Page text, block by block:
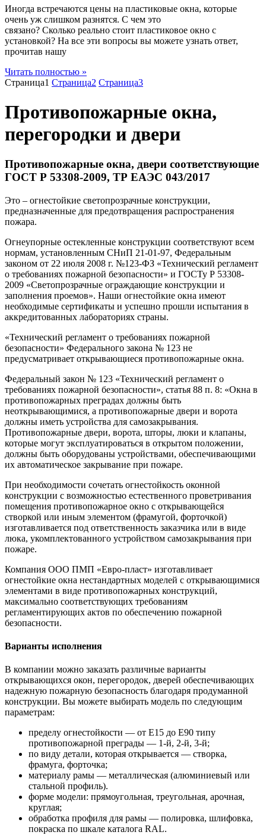
Иногда встречаются цены на пластиковые окна, которые
очень уж слишком разнятся. С чем это
связано? Сколько реально стоит пластиковое окно с
установкой? На все эти вопросы вы можете узнать ответ,
прочитав нашу
Читать полностью »
Страница1 Страница2 Страница3
Противопожарные окна,
перегородки и двери
Противопожарные окна, двери соответствующие
ГОСТ Р 53308-2009, ТР ЕАЭС 043/2017
Это – огнестойкие светопрозрачные конструкции,
предназначенные для предотвращения распространения
пожара.
Огнеупорные остекленные конструкции соответствуют всем
нормам, установленным СНиП 21-01-97, Федеральным
законом от 22 июля 2008 г. №123-ФЗ «Технический регламент
о требованиях пожарной безопасности» и ГОСТу Р 53308-
2009 «Светопрозрачные ограждающие конструкции и
заполнения проемов». Наши огнестойкие окна имеют
необходимые сертификаты и успешно прошли испытания в
аккредитованных лабораториях страны.
«Технический регламент о требованиях пожарной
безопасности» Федерального закона № 123 не
предусматривает открывающиеся противопожарные окна.
Федеральный закон № 123 «Технический регламент о
требованиях пожарной безопасности», статья 88 п. 8: «Окна в
противопожарных преградах должны быть
неоткрывающимися, а противопожарные двери и ворота
должны иметь устройства для самозакрывания.
Противопожарные двери, ворота, шторы, люки и клапаны,
которые могут эксплуатироваться в открытом положении,
должны быть оборудованы устройствами, обеспечивающими
их автоматическое закрывание при пожаре.
При необходимости сочетать огнестойкость оконной
конструкции с возможностью естественного проветривания
помещения противопожарное окно с открывающейся
створкой или иным элементом (фрамугой, форточкой)
изготавливается под ответственность заказчика или в виде
люка, укомплектованного устройством самозакрывания при
пожаре.
Компания ООО ПМП «Евро-пласт» изготавливает
огнестойкие окна нестандартных моделей с открывающимися
элементами в виде противопожарных конструкций,
максимально соответствующих требованиям
регламентирующих актов по обеспечению пожарной
безопасности.
Варианты исполнения
В компании можно заказать различные варианты
открывающихся окон, перегородок, дверей обеспечивающих
надежную пожарную безопасность благодаря продуманной
конструкции. Вы можете выбирать модель по следующим
параметрам:
пределу огнестойкости — от Е15 до Е90 типу
противопожарной преграды — 1-й, 2-й, 3-й;
по виду детали, которая открывается — створка,
фрамуга, форточка;
материалу рамы — металлическая (алюминиевый или
стальной профиль).
форме модели: прямоугольная, треугольная, арочная,
круглая;
обработка профиля для рамы — полировка, шлифовка,
покраска по шкале каталога RAL.